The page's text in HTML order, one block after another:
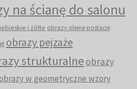
na ścianę do salonu
i żółte obrazy olejne postacie
obrazy pejzaże
strukturalne obrazy
w geometryczne wzory